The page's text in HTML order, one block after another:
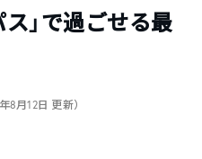
」で過ごせる最
8月12日 更新）